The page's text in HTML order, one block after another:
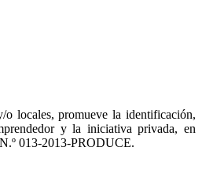
locales, promueve la identificación,
y la iniciativa privada, en
013-2013-PRODUCE.